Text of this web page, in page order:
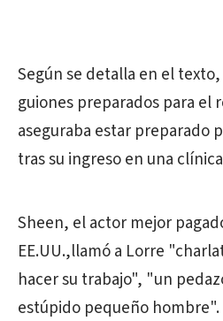
Según se detalla en el
guiones preparados para el
aseguraba estar preparado
tras su ingreso en una
Sheen, el actor mejor
EE.UU.,llamó a Lorre
hacer su trabajo", "un
estúpido pequeño hombre".